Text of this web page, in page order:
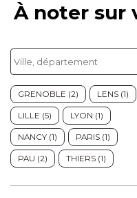
À noter sur
GRENOBLE (2) LENS (1)
LILLE (5) LYON (1)
NANCY (1) PARIS (1)
PAU (2) THIERS (1)